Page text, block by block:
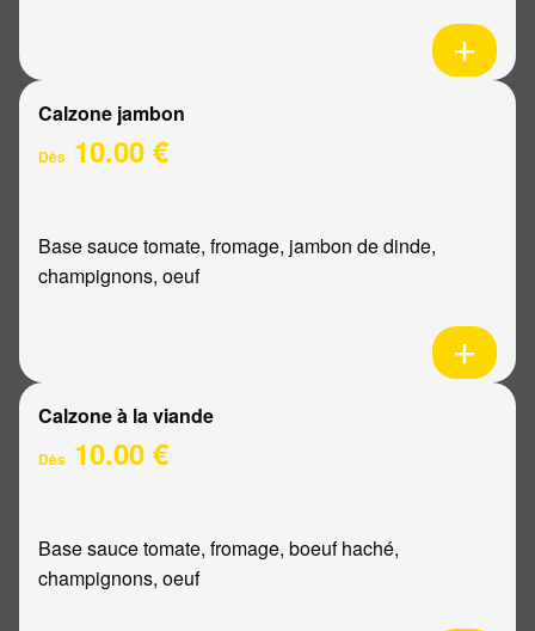
Calzone jambon
Dès 10.00 €
Base sauce tomate, fromage, jambon de dinde,
champignons, oeuf
Calzone à la viande
Dès 10.00 €
Base sauce tomate, fromage, boeuf haché,
champignons, oeuf